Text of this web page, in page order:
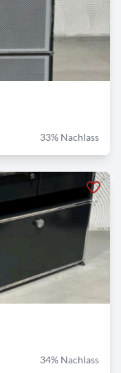
33% Nachlass
34% Nachlass